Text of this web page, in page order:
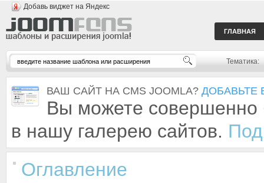
Добавь виджет на Яндекс
ГЛАВНАЯ
Тематика:
ВАШ САЙТ НА CMS JOOMLA? ДОБАВЬТЕ
Вы можете совершенно
в нашу галерею сайтов.
Оглавление